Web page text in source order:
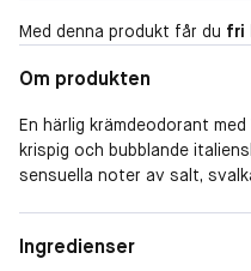
Med denna produkt får du fri
Om produkten
En härlig krämdeodorant med White
krispig och bubblande
sensuella noter av salt,
Ingredienser